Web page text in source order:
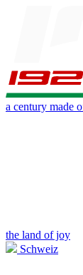
a century made
the land of joy
Schweiz